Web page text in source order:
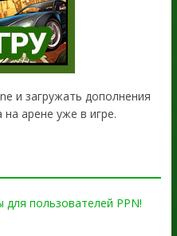
и загружать дополнения
арене уже в игре.
пользователей PPN!